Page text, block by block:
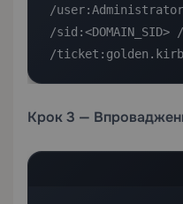
/
/sid:<DOMAIN_SID>
/
Крок 3 —